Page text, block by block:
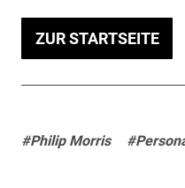
ZUR STARTSEITE
#Philip Morris